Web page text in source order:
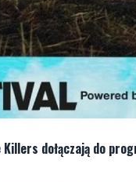
dołączają do